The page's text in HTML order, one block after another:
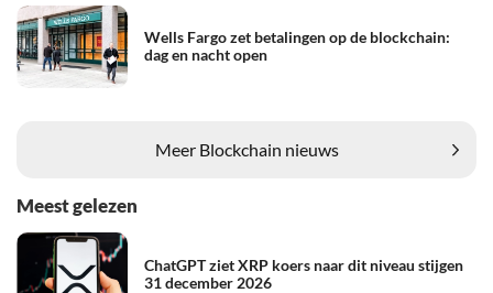
Wells Fargo zet betalingen op de blockchain:
dag en nacht open
Meer Blockchain nieuws
Meest gelezen
ChatGPT ziet XRP koers naar dit niveau stijgen
31 december 2026